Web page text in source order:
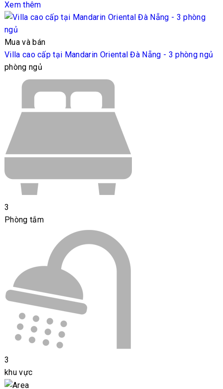
Xem thêm
Mua và bán
Villa cao cấp tại Mandarin Oriental Đà Nẵng - 3 phòng ngủ
phòng ngủ
3
Phòng tắm
3
khu vực